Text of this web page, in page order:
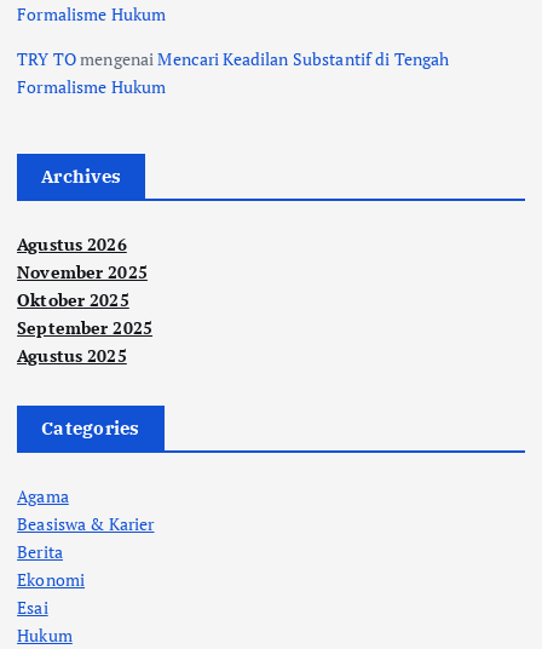
Formalisme Hukum
TRY TOmengenaiMencari Keadilan Substantif di Tengah
Formalisme Hukum
Archives
Agustus 2026
November 2025
Oktober 2025
September 2025
Agustus 2025
Categories
Agama
Beasiswa & Karier
Berita
Ekonomi
Esai
Hukum